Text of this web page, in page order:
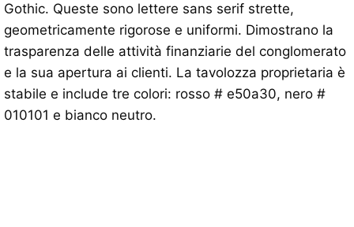
Gothic. Queste sono lettere sans serif strette,
geometricamente rigorose e uniformi. Dimostrano la
trasparenza delle attività finanziarie del conglomerato
e la sua apertura ai clienti. La tavolozza proprietaria è
stabile e include tre colori: rosso # e50a30, nero #
010101 e bianco neutro.